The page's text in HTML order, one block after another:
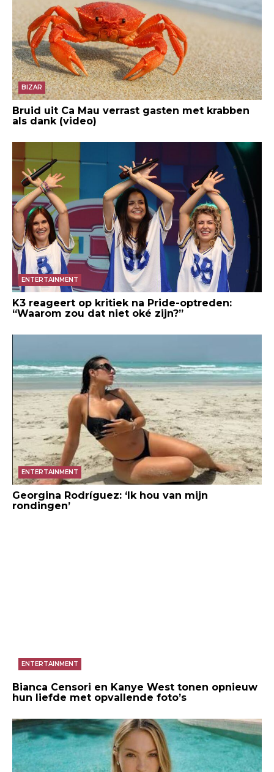
BIZAR
Bruid uit Ca Mau verrast gasten met krabben
als dank (video)
ENTERTAINMENT
K3 reageert op kritiek na Pride-optreden:
“Waarom zou dat niet oké zijn?”
ENTERTAINMENT
Georgina Rodríguez: ‘Ik hou van mijn
rondingen’
ENTERTAINMENT
Bianca Censori en Kanye West tonen opnieuw
hun liefde met opvallende foto’s